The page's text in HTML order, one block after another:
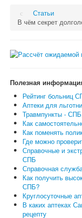
Статьи
В чём секрет
Полезная
Рейтинг больниц
Аптеки для
Травмпункты -
Как
Как поменять
Где можно
Справочные и
СПБ
Справочная
Как получить
СПБ?
Круглосуточные
В каких аптеках
рецепту